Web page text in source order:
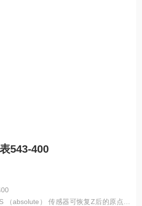
543-400
（absolute） 传感器可恢复Z后的原点位